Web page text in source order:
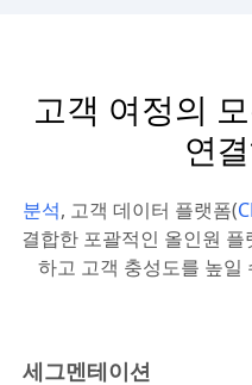
고객 여정의
연
분석, 고객 데이터 플랫폼(
결합한 포괄적인 올인원
하고 고객 충성도를 높일
세그멘테이션